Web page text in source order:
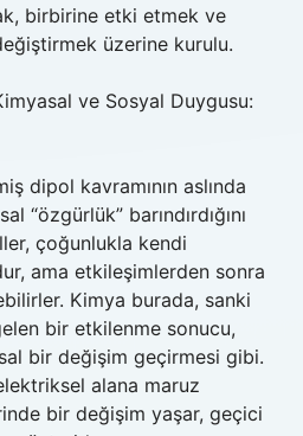
birbirine etki etmek ve
üzerine kurulu.
ve Sosyal Duygusu:
dipol kavramının aslında
“özgürlük” barındırdığını
çoğunlukla kendi
ama etkileşimlerden sonra
Kimya burada, sanki
bir etkilenme sonucu,
bir değişim geçirmesi gibi.
alana maruz
bir değişim yaşar, geçici